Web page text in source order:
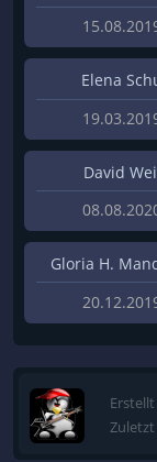
Elena
David
Gloria H.